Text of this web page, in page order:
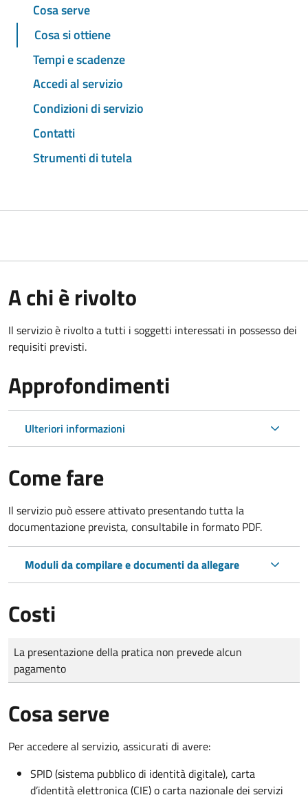
Cosa serve
Cosa si ottiene
Tempi e scadenze
Accedi al servizio
Condizioni di servizio
Contatti
Strumenti di tutela
A chi è rivolto
Il servizio è rivolto a tutti i soggetti interessati in possesso dei
requisiti previsti.
Approfondimenti
Ulteriori informazioni
Come fare
Il servizio può essere attivato presentando tutta la
documentazione prevista, consultabile in formato PDF.
Moduli da compilare e documenti da allegare
Costi
Tipo di pagamento
Importo
La presentazione della pratica non prevede alcun
pagamento
Cosa serve
Per accedere al servizio, assicurati di avere:
SPID (sistema pubblico di identità digitale), carta
d’identità elettronica (CIE) o carta nazionale dei servizi